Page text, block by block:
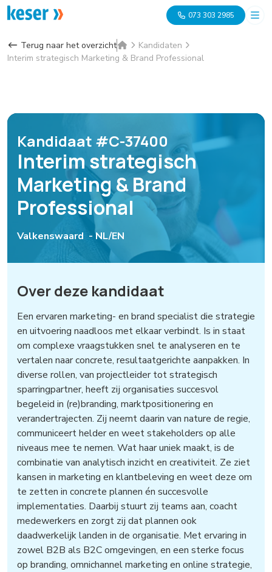
073 303 2985
Terug naar het overzicht
Kandidaten
Interim strategisch Marketing & Brand Professional
Kandidaat #C-37400
Interim strategisch
Marketing & Brand
Professional
Valkenswaard -NL/EN
Over deze kandidaat
Een ervaren marketing- en brand specialist die strategie
en uitvoering naadloos met elkaar verbindt. Is in staat
om complexe vraagstukken snel te analyseren en te
vertalen naar concrete, resultaatgerichte aanpakken. In
diverse rollen, van projectleider tot strategisch
sparringpartner, heeft zij organisaties succesvol
begeleid in (re)branding, marktpositionering en
verandertrajecten. Zij neemt daarin van nature de regie,
communiceert helder en weet stakeholders op alle
niveaus mee te nemen. Wat haar uniek maakt, is de
combinatie van analytisch inzicht en creativiteit. Ze ziet
kansen in marketing en klantbeleving en weet deze om
te zetten in concrete plannen én succesvolle
implementaties. Daarbij stuurt zij teams aan, coacht
medewerkers en zorgt zij dat plannen ook
daadwerkelijk landen in de organisatie. Met ervaring in
zowel B2B als B2C omgevingen, en een sterke focus
op branding, omnichannel marketing en online strategie,